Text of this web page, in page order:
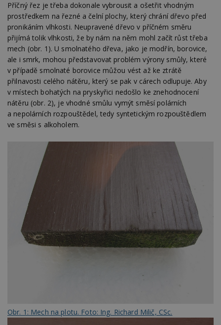
Příčný řez je třeba dokonale vybrousit a ošetřit vhodným
prostředkem na řezné a čelní plochy, který chrání dřevo před
pronikáním vlhkosti. Neupravené dřevo v příčném směru
přijímá tolik vlhkosti, že by nám na něm mohl začít růst třeba
mech (obr. 1). U smolnatého dřeva, jako je modřín, borovice,
ale i smrk, mohou představovat problém výrony smůly, které
v případě smolnaté borovice můžou vést až ke ztrátě
přilnavosti celého nátěru, který se pak v cárech odlupuje. Aby
v místech bohatých na pryskyřici nedošlo ke znehodnocení
nátěru (obr. 2), je vhodné smůlu vymýt směsí polárních
a nepolárních rozpouštědel, tedy syntetickým rozpouštědlem
ve směsi s alkoholem.
Obr. 1: Mech na plotu. Foto: Ing. Richard Milič, CSc.